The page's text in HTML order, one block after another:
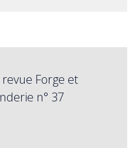
revue Forge et
n° 37